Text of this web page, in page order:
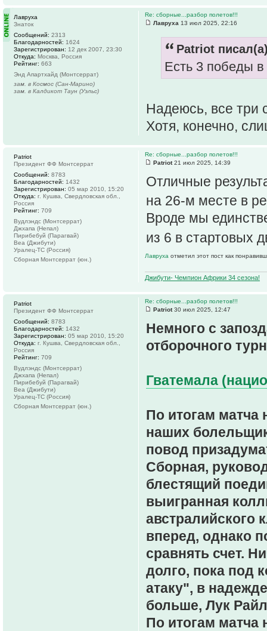
Re: сборные...разбор полетов!!!
Лавруха 13 июл 2025, 22:16
Patriot
Есть 3 победы в
Надеюсь, все три
Хотя, конечно,
Лавруха
Знаток
Сообщений: 2313
Благодарностей: 1624
Зарегистрирован: 12 дек 2007, 23:30
Откуда: Москва, Россия
Рейтинг: 663
Энд Апартхайд (Монтсеррат)
зам. в Космос (Сан-Марино)
зам. в Калдикот Таун (Уэльс)
Re: сборные...разбор полетов!!!
Patriot21 июл 2025, 14:39
Отличные
на 26-м месте в
Вроде мы
из 6 в стартовых
Лавруха отметил этот пост как
Джибути- Чемпион Африки 34 сезона!
Patriot
Президент ФФ Монтсеррат
Сообщений: 8783
Благодарностей: 1432
Зарегистрирован: 05 мар 2010, 15:20
Откуда: г. Кушва, Свердловская обл.,
Россия
Рейтинг: 709
Вудлэндс (Монтсеррат)
Джхапа (Непал)
Пирибебуй (Парагвай)
Веа (Джибути)
Уралец-ТС (Россия)
Сборная Монтсеррат (юн.)
Re: сборные...разбор полетов!!!
Patriot30 июл 2025, 12:47
Немного с
отборочного
Гватемала
По итогам
наших
повод
Сборная,
блестящий
выигранная
вперед, однако
сравнять счет.
долго, пока под
атаку", в
больше, Лук
По итогам матча
Patriot
Президент ФФ Монтсеррат
Сообщений: 8783
Благодарностей: 1432
Зарегистрирован: 05 мар 2010, 15:20
Откуда: г. Кушва, Свердловская обл.,
Россия
Рейтинг: 709
Вудлэндс (Монтсеррат)
Джхапа (Непал)
Пирибебуй (Парагвай)
Веа (Джибути)
Уралец-ТС (Россия)
Сборная Монтсеррат (юн.)